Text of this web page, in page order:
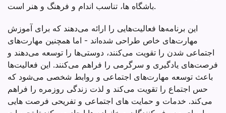
باشگاه ها، تناسب اندام و فرهنگ و هنر است.
این برنامه‌ها فعالیت‌هایی را ارائه می‌دهند که برای آموزش
مهارت‌های خاص طراحی شده‌اند - اما همچنین مهارت‌های
اجتماعی شدن را تقویت می‌کنند، دوستی‌ها را توسعه می‌دهند و
فرصت‌های یادگیری و سرگرمی را فراهم می‌کنند. این فعالیت‌ها
باعث توسعه مهارت‌های اجتماعی و روابط شخصی می‌شود که
حس اجتماع را تقویت می‌کند و لذت زندگی روزمره را فراهم
می‌کند. خدمات و حمایت های اجتماعی و تفریحی فرصت هایی